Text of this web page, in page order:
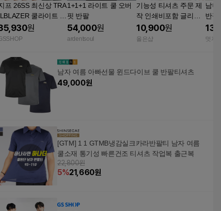
프 26SS 최신상 TRA
쿨라이트 아
킨 반팔 티셔츠 3종
녀공용 TV상품
원
1+1+1 라이트 쿨 오버
핏 반팔
54,000원
ardentsoul
기능성 티셔츠 주문 제
작 인쇄비포함 글리머
쿨티 쿨론 단체티 커스
텀 운동복 체육복 로고
10,900원
올은샵
남녀
반팔
셔츠
멋지
남자 여름 아빠선물 윈드다이브 쿨 반팔티셔츠
49,000원
[GTM] 1 1 GTMB냉감실크카라반팔티 남자 여름
쿨소재 통기성 빠른건조 티셔츠 작업복 출근복
22,800원
5%21,660원